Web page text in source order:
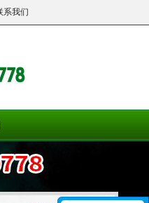
系我们